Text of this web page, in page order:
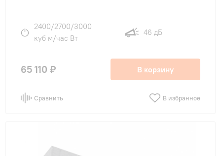
2400/2700/3000
куб м/час Вт
46 дБ
65 110 ₽ В корзину
Сравнить В избранное